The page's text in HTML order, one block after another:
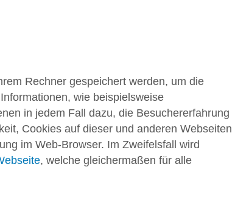
Rechner gespeichert werden, um die
wie beispielsweise
in jedem Fall dazu, die Besuchererfahrung
Cookies auf dieser und anderen Webseiten
im Web-Browser. Im Zweifelsfall wird
, welche gleichermaßen für alle